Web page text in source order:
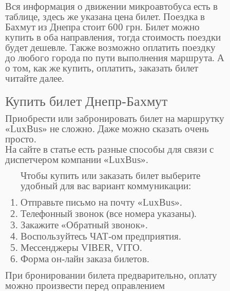
Вся информация о движении микроавтобуса есть в
таблице, здесь же указана цена билет. Поездка в
Бахмут из Днепра стоит 600 грн. Билет можно
купить в оба направления, тогда стоимость поездки
будет дешевле. Также возможно оплатить поездку
до любого города по пути выполнения маршрута. А
о том, как же купить, оплатить, заказать билет
читайте далее.
Купить билет Днепр-Бахмут
Приобрести или забронировать билет на маршрутку
«LuxBus» не сложно. Даже можно сказать очень
просто.
На сайте в статье есть разные способы для связи с
диспетчером компании «LuxBus».
Чтобы купить или заказать билет выберите
удобный для вас вариант коммуникации:
Отправьте письмо на почту «LuxBus».
Телефонный звонок (все номера указаны).
Закажите «Обратный звонок».
Воспользуйтесь ЧАТ-ом предприятия.
Мессенджеры VIBER, VITO.
Форма он-лайн заказа билетов.
При бронировании билета предварительно, оплату
можно произвести перед оправлением